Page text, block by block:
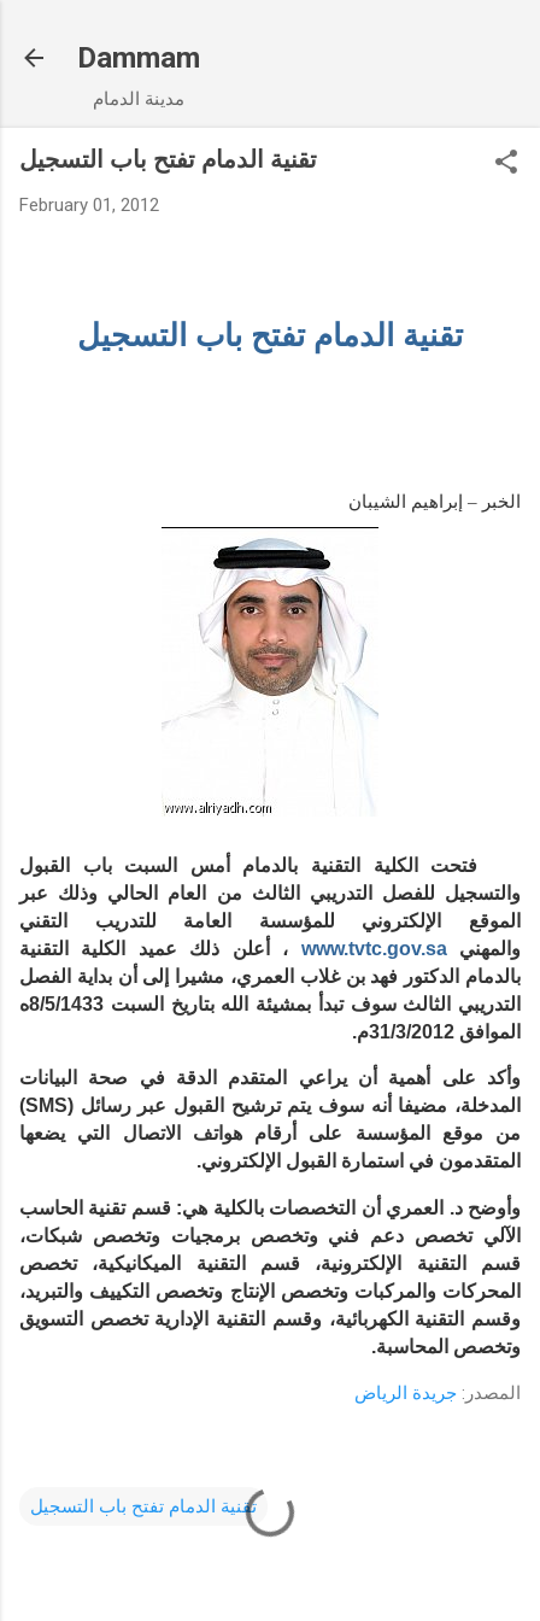
Dammam
مدينة الدمام
تقنية الدمام تفتح باب التسجيل
February 01, 2012
تقنية الدمام تفتح باب التسجيل
الخبر – إبراهيم الشيبان
فتحت الكلية التقنية بالدمام أمس السبت باب القبول
والتسجيل للفصل التدريبي الثالث من العام الحالي وذلك عبر
الموقع الإلكتروني للمؤسسة العامة للتدريب التقني
والمهنيwww.tvtc.gov.sa ، أعلن ذلك عميد الكلية التقنية
بالدمام الدكتور فهد بن غلاب العمري، مشيرا إلى أن بداية الفصل
التدريبي الثالث سوف تبدأ بمشيئة الله بتاريخ السبت 8/5/1433ه
الموافق 31/3/2012م.
وأكد على أهمية أن يراعي المتقدم الدقة في صحة البيانات
المدخلة، مضيفا أنه سوف يتم ترشيح القبول عبر رسائل (SMS)
من موقع المؤسسة على أرقام هواتف الاتصال التي يضعها
المتقدمون في استمارة القبول الإلكتروني.
وأوضح د. العمري أن التخصصات بالكلية هي: قسم تقنية الحاسب
الآلي تخصص دعم فني وتخصص برمجيات وتخصص شبكات،
قسم التقنية الإلكترونية، قسم التقنية الميكانيكية، تخصص
المحركات والمركبات وتخصص الإنتاج وتخصص التكييف والتبريد،
وقسم التقنية الكهربائية، وقسم التقنية الإدارية تخصص التسويق
وتخصص المحاسبة.
المصدر: جريدة الرياض
تقنية الدمام تفتح باب التسجيل